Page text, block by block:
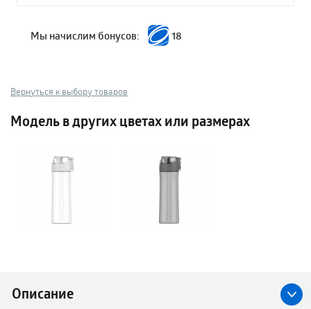
Мы начислим бонусов: 18
Вернуться к выбору товаров
Модель в других цветах или размерах
Описание